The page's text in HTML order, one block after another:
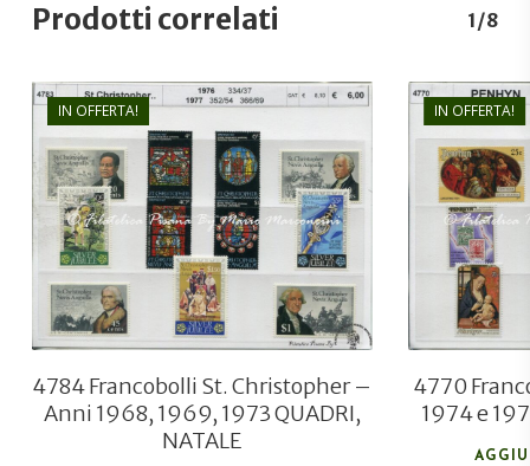
Prodotti correlati 1/8
IN OFFERTA!
€5,00
€3,80
4784 Francobolli St. Christopher –
Anni 1968, 1969, 1973 QUADRI,
NATALE
IN OFFERTA!
4770
1974 e